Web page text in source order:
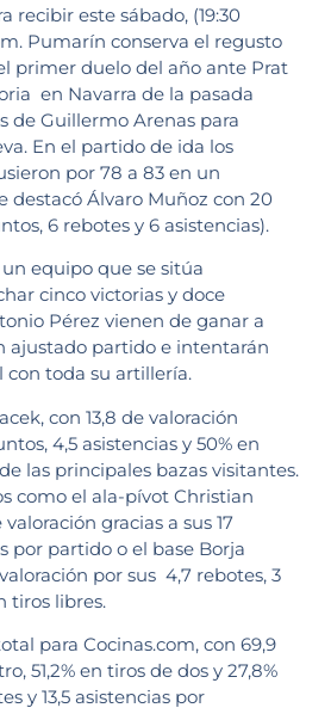
recibir este sábado, (19:30
Pumarín conserva el regusto
primer duelo del año ante Prat
en Navarra de la pasada
de Guillermo Arenas para
En el partido de ida los
por 78 a 83 en un
destacó Álvaro Muñoz con 20
6 rebotes y 6 asistencias).
equipo que se sitúa
cinco victorias y doce
Pérez vienen de ganar a
ajustado partido e intentarán
con toda su artillería.
con 13,8 de valoración
4,5 asistencias y 50% en
las principales bazas visitantes.
como el ala-pívot Christian
gracias a sus 17
por partido o el base Borja
por sus 4,7 rebotes, 3
tiros libres.
para Cocinas.com, con 69,9
51,2% en tiros de dos y 27,8%
y 13,5 asistencias por